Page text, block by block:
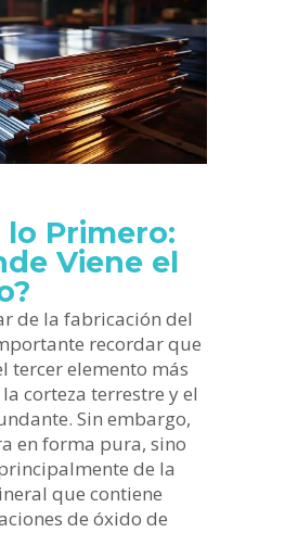
Primero:
Viene el
de la fabricación del
recordar que
tercer elemento más
corteza terrestre y el
Sin embargo,
en forma pura, sino
de la
que contiene
de óxido de